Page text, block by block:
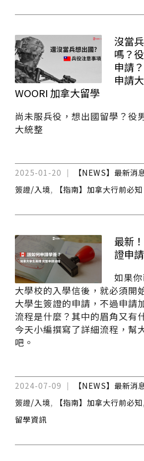
沒當
嗎？
申請
申請
WOORI 加拿大留學
尚未服兵役，想出國留學？役
大統整
2025-01-20 【NEWS】最新消
簽證/入境,
【指南】加拿大行前必知
最新
證申
如果
大學校的入學信後，就必須開
大學生簽證的申請，不過申請
流程是什麼？其中的眉角又有
今天小編撰寫了詳細流程，幫
吧。
2024-07-09 【NEWS】最新消
簽證/入境, 【指南】加拿大行前必知,
留學資訊